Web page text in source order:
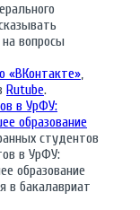
вопросы
«ВКонтакте»,
Rutube.
в УрФУ:
образование
студентов
в УрФУ:
образование
в бакалавриат